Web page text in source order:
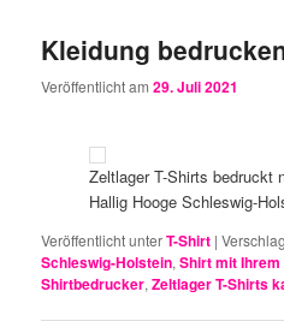
Kleidung
Veröffentlicht am29. Juli 2021
Zeltlager T-Shirts bedruckt
Hallig Hooge Schleswig-
Veröffentlicht unterT-Shirt |
Schleswig-Holstein,Shirt mit
Shirtbedrucker,Zeltlager T-Shirts